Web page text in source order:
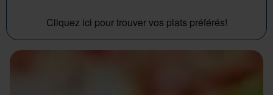
Cliquez ici pour trouver vos plats préférés!